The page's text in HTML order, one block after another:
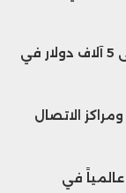
يو بي إس يرفع سقف توقعاته للذهب إلى 5 آلاف دولار في
الاتصال
في